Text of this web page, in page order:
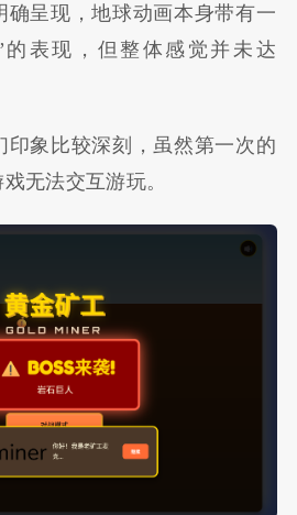
确呈现，地球动画本身带有一
表现，但整体感觉并未达
印象比较深刻，虽然第一次的
无法交互游玩。